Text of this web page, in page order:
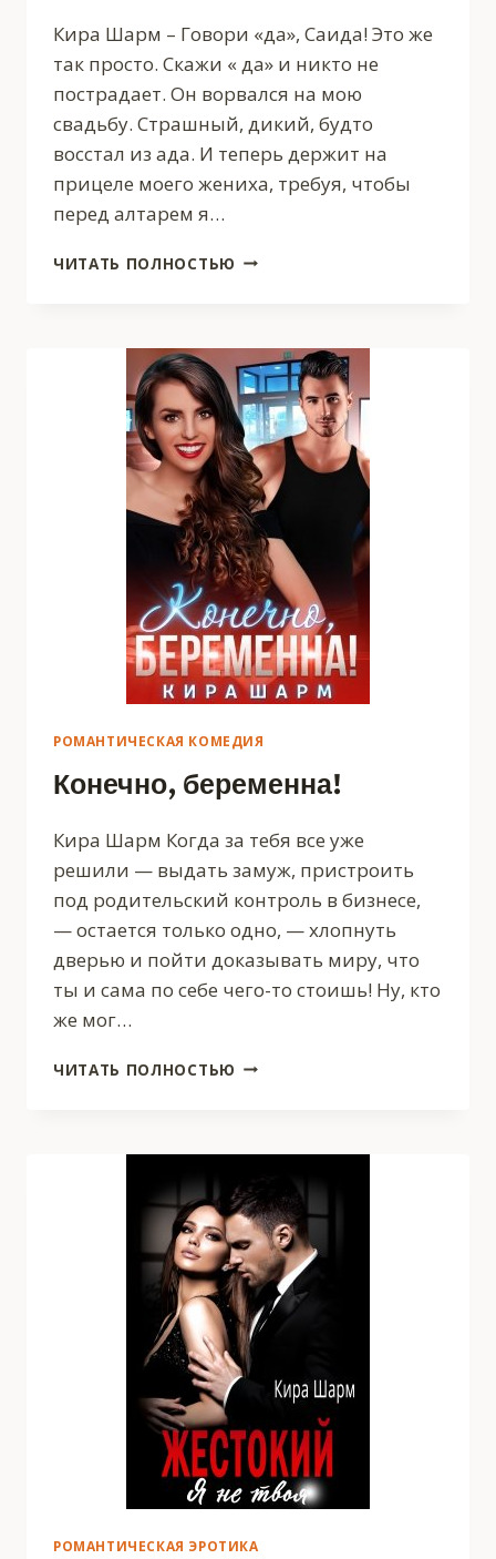
Кира Шарм – Говори «да», Саида! Это же
так просто. Скажи « да» и никто не
пострадает. Он ворвался на мою
свадьбу. Страшный, дикий, будто
восстал из ада. И теперь держит на
прицеле моего жениха, требуя, чтобы
перед алтарем я…
ЧИТАТЬ ПОЛНОСТЬЮ КРАДЕНАЯ
РОМАНТИЧЕСКАЯ КОМЕДИЯ
Конечно, беременна!
Кира Шарм Когда за тебя все уже
решили — выдать замуж, пристроить
под родительский контроль в бизнесе,
— остается только одно, — хлопнуть
дверью и пойти доказывать миру, что
ты и сама по себе чего-то стоишь! Ну, кто
же мог…
ЧИТАТЬ ПОЛНОСТЬЮ КОНЕЧНО,
РОМАНТИЧЕСКАЯ ЭРОТИКА